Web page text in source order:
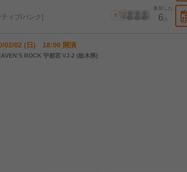
参加した
6 人
ィブ/パンク
02/02 (日) 18:00 開演
ROCK 宇都宮 VJ-2 (栃木県)